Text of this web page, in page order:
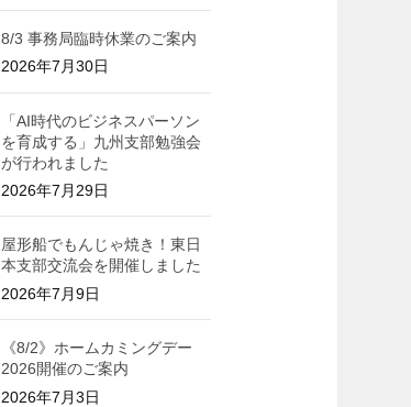
8/3 事務局臨時休業のご案内
2026年7月30日
「AI時代のビジネスパーソン
を育成する」九州支部勉強会
が行われました
2026年7月29日
屋形船でもんじゃ焼き！東日
本支部交流会を開催しました
2026年7月9日
《8/2》ホームカミングデー
2026開催のご案内
2026年7月3日